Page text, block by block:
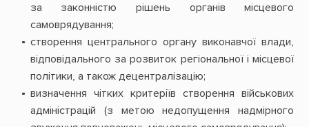
за законністю рішень органів місцевого
самоврядування;
створення центрального органу виконавчої влади,
відповідального за розвиток регіональної і місцевої
політики, а також децентралізацію;
визначення чітких критеріїв створення військових
адміністрацій (з метою недопущення надмірного